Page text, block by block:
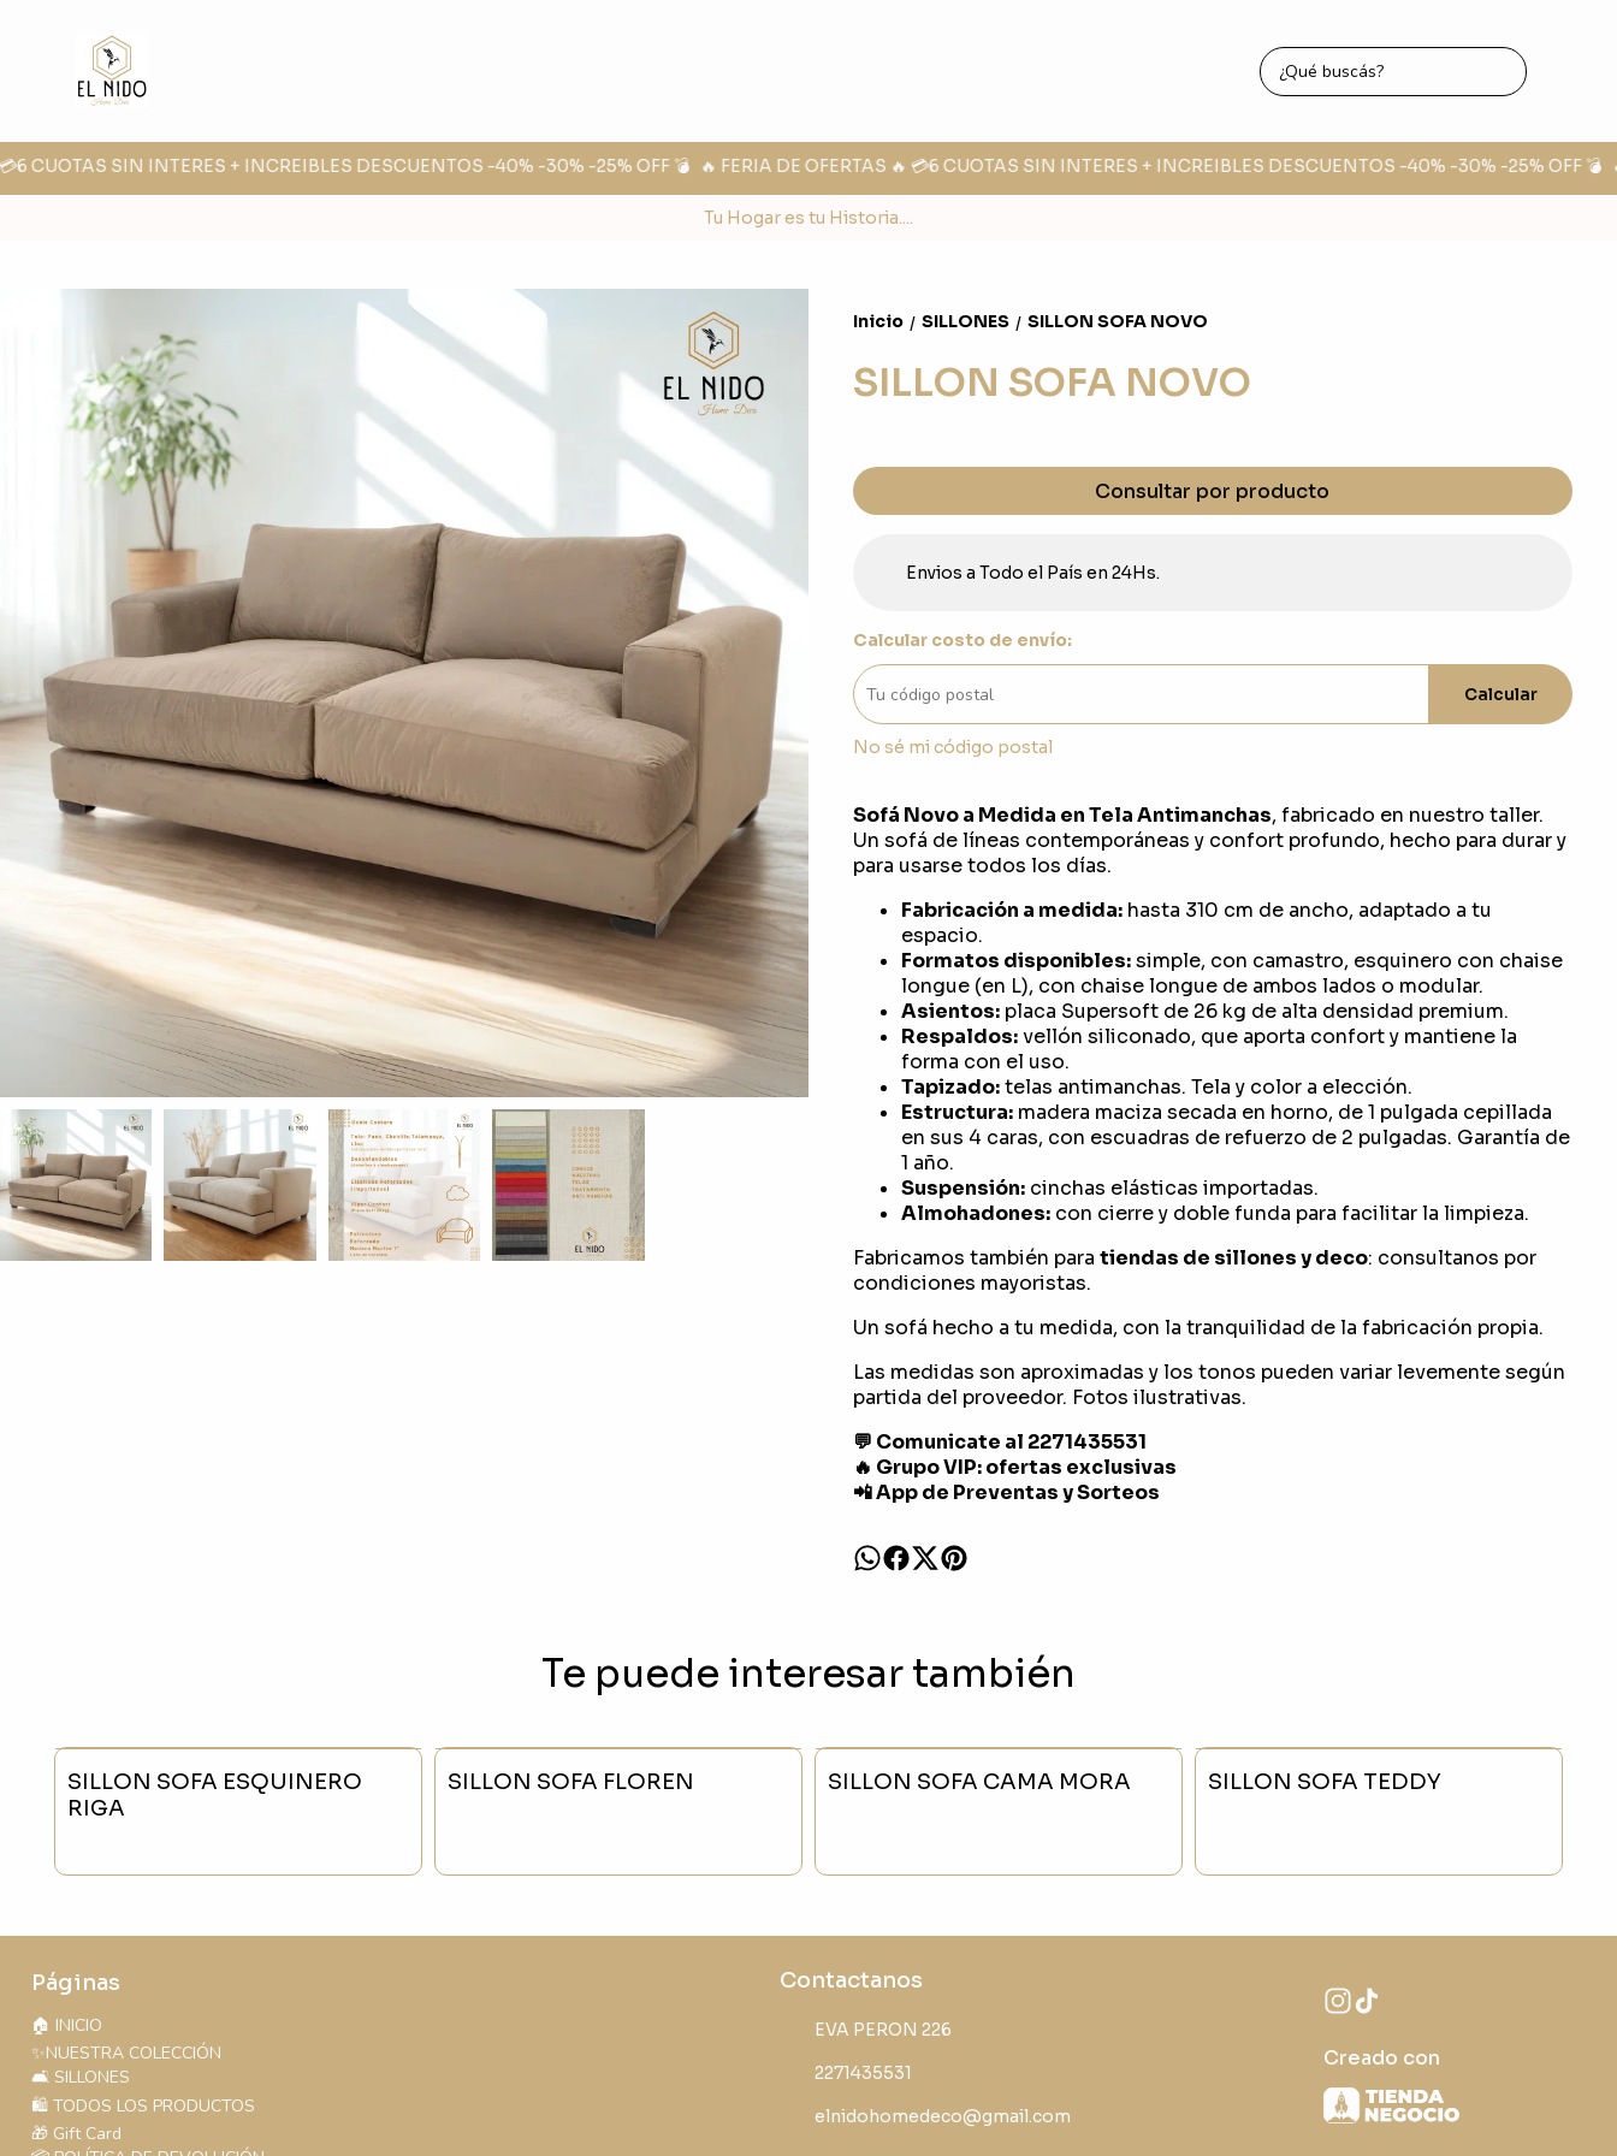
CUOTAS SIN INTERES + INCREIBLES DESCUENTOS -40% -30% -25% OFF 💣 🔥 FERIA DE OFERTAS 🔥 💳6 CUOTAS SIN INTERES + INCREIBLES DESCUENTOS -40% -30% -25% OFF 💣 🔥
Tu Hogar es tu Historia....
Inicio / SILLONES / SILLON SOFA NOVO
SILLON SOFA NOVO
Consultar por producto
Envios a Todo el País en 24Hs.
Calcular costo de envío:
Calcular
No sé mi código postal
Sofá Novo a Medida en Tela Antimanchas, fabricado en nuestro taller.
Un sofá de líneas contemporáneas y confort profundo, hecho para durar y
para usarse todos los días.
Fabricación a medida:hasta 310 cm de ancho, adaptado a tu
espacio.
Formatos disponibles:simple, con camastro, esquinero con chaise
longue (en L), con chaise longue de ambos lados o modular.
Asientos:placa Supersoft de 26 kg de alta densidad premium.
Respaldos:vellón siliconado, que aporta confort y mantiene la
forma con el uso.
Tapizado:telas antimanchas. Tela y color a elección.
Estructura:madera maciza secada en horno, de 1 pulgada cepillada
en sus 4 caras, con escuadras de refuerzo de 2 pulgadas. Garantía de
1 año.
Suspensión:cinchas elásticas importadas.
Almohadones:con cierre y doble funda para facilitar la limpieza.
Fabricamos también para tiendas de sillones y deco: consultanos por
condiciones mayoristas.
Un sofá hecho a tu medida, con la tranquilidad de la fabricación propia.
Las medidas son aproximadas y los tonos pueden variar levemente según
partida del proveedor. Fotos ilustrativas.
💬 Comunicate al 2271435531
🔥 Grupo VIP: ofertas exclusivas
📲 App de Preventas y Sorteos
Te puede interesar también
SILLON SOFA ESQUINERO
RIGA
SILLON SOFA FLOREN SILLON SOFA CAMA MORA SILLON SOFA TEDDY
Páginas
🏠 INICIO
✨NUESTRA COLECCIÓN
🛋️ SILLONES
🛍️ TODOS LOS PRODUCTOS
🎁 Gift Card
Contactanos
EVA PERON 226
2271435531
elnidohomedeco@gmail.com
Creado con